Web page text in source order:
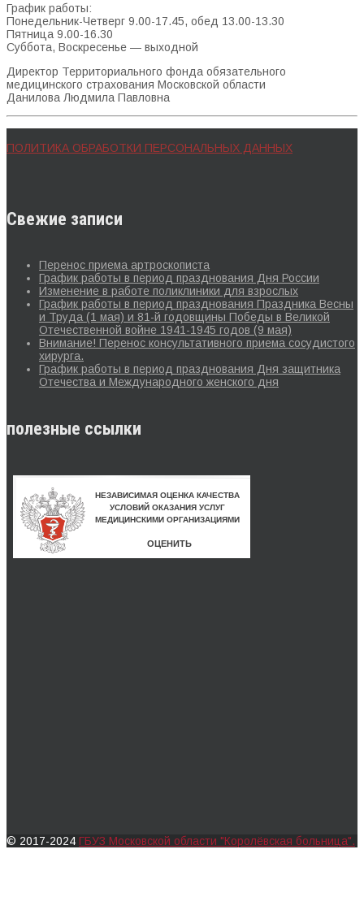
График работы:
Понедельник-Четверг 9.00-17.45, обед 13.00-13.30
Пятница 9.00-16.30
Суббота, Воскресенье — выходной
Директор Территориального фонда обязательного
медицинского страхования Московской области
Данилова Людмила Павловна
ПОЛИТИКА ОБРАБОТКИ ПЕРСОНАЛЬНЫХ ДАННЫХ
Свежие записи
Перенос приема артроскописта
График работы в период празднования Дня России
Изменение в работе поликлиники для взрослых
График работы в период празднования Праздника Весны
и Труда (1 мая) и 81-й годовщины Победы в Великой
Отечественной войне 1941-1945 годов (9 мая)
Внимание! Перенос консультативного приема сосудистого
хирурга.
График работы в период празднования Дня защитника
Отечества и Международного женского дня
полезные ссылки
© 2017-2024 ГБУЗ Московской области "Королёвская больница".